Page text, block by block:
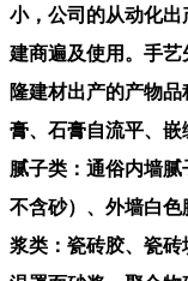
小，公司的从动化
建商遍及使用。手艺
隆建材出产的产物
膏、石膏自流平、
腻子类：通俗内墙
不含砂）、外墙白
浆类：瓷砖胶、瓷